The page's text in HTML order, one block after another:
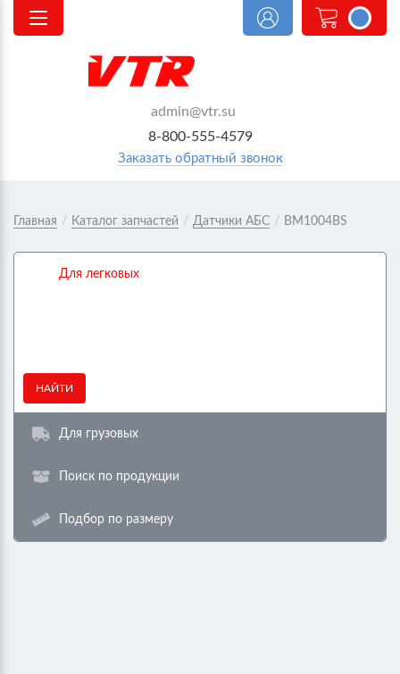
admin@vtr.su
8-800-555-4579
Заказать обратный звонок
<@
order.count
|| 0 @>
Главная / Каталог запчастей / Датчики АБС / BM1004BS
Для легковых
НАЙТИ
Для грузовых
Поиск по продукции
Подбор по размеру